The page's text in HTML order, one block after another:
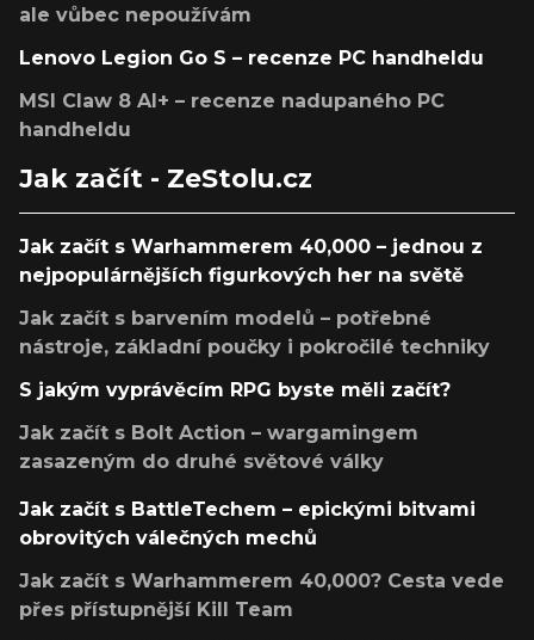
ale vůbec nepoužívám
Lenovo Legion Go S – recenze PC handheldu
MSI Claw 8 AI+ – recenze nadupaného PC
handheldu
Jak začít - ZeStolu.cz
Jak začít s Warhammerem 40,000 – jednou z
nejpopulárnějších figurkových her na světě
Jak začít s barvením modelů – potřebné
nástroje, základní poučky i pokročilé techniky
S jakým vyprávěcím RPG byste měli začít?
Jak začít s Bolt Action – wargamingem
zasazeným do druhé světové války
Jak začít s BattleTechem – epickými bitvami
obrovitých válečných mechů
Jak začít s Warhammerem 40,000? Cesta vede
přes přístupnější Kill Team